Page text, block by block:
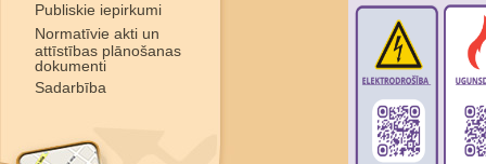
Publiskie iepirkumi
Normatīvie akti un
attīstības plānošanas
dokumenti
Sadarbība